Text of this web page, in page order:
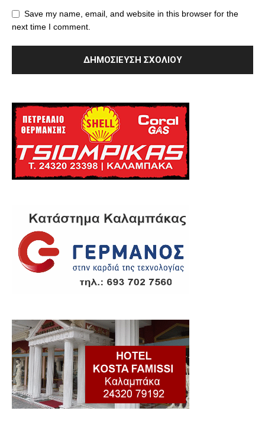
Save my name, email, and website in this browser for the
next time I comment.